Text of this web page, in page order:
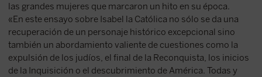
las grandes mujeres que marcaron un hito en su época.
«En este ensayo sobre Isabel la Católica no sólo se da una
recuperación de un personaje histórico excepcional sino
también un abordamiento valiente de cuestiones como la
expulsión de los judíos, el final de la Reconquista, los inicios
de la Inquisición o el descubrimiento de América. Todas y